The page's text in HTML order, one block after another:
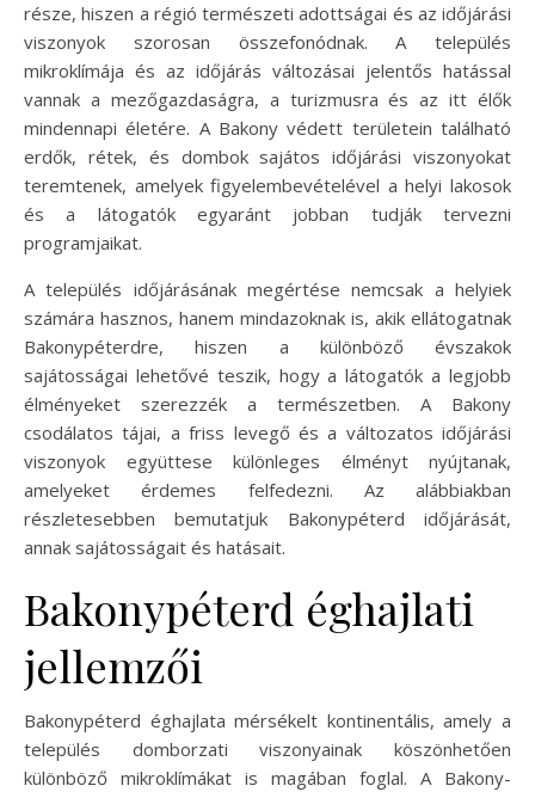
része, hiszen a régió természeti adottságai és az időjárási
viszonyok szorosan összefonódnak. A település
mikroklímája és az időjárás változásai jelentős hatással
vannak a mezőgazdaságra, a turizmusra és az itt élők
mindennapi életére. A Bakony védett területein található
erdők, rétek, és dombok sajátos időjárási viszonyokat
teremtenek, amelyek figyelembevételével a helyi lakosok
és a látogatók egyaránt jobban tudják tervezni
programjaikat.
A település időjárásának megértése nemcsak a helyiek
számára hasznos, hanem mindazoknak is, akik ellátogatnak
Bakonypéterdre, hiszen a különböző évszakok
sajátosságai lehetővé teszik, hogy a látogatók a legjobb
élményeket szerezzék a természetben. A Bakony
csodálatos tájai, a friss levegő és a változatos időjárási
viszonyok együttese különleges élményt nyújtanak,
amelyeket érdemes felfedezni. Az alábbiakban
részletesebben bemutatjuk Bakonypéterd időjárását,
annak sajátosságait és hatásait.
Bakonypéterd éghajlati
jellemzői
Bakonypéterd éghajlata mérsékelt kontinentális, amely a
település domborzati viszonyainak köszönhetően
különböző mikroklímákat is magában foglal. A Bakony-